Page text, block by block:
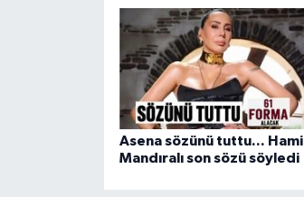
Asena sözünü tuttu... Hami
Mandıralı son sözü söyledi